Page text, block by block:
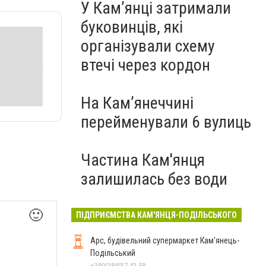
🙂
У Кам’янці затримали
буковинців, які
організували схему
втечі через кордон
На Камʼянеччині
перейменували 6 вулиць
Частина Кам'янця
залишилась без води
ПІДПРИЄМСТВА КАМ'ЯНЦЯ-ПОДІЛЬСЬКОГО
Арс, будівельний супермаркет Кам'янець-
Подільський